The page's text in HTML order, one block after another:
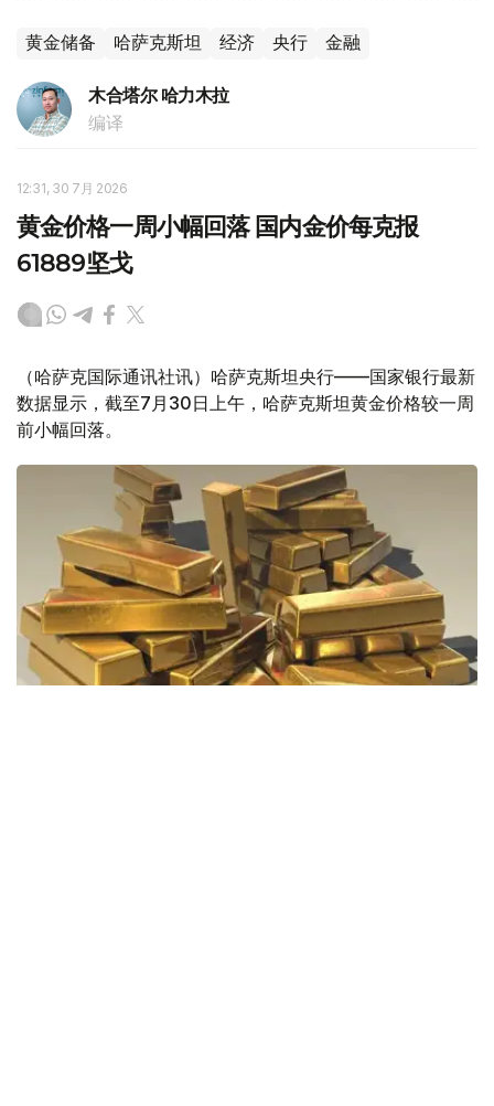
黄金储备 哈萨克斯坦 经济 央行 金融
木合塔尔 哈力木拉
编译
12:31, 30 7月 2026
黄金价格一周小幅回落 国内金价每克报
61889坚戈
（哈萨克国际通讯社讯）哈萨克斯坦央行——国家银行最新
数据显示，截至7月30日上午，哈萨克斯坦黄金价格较一周
前小幅回落。